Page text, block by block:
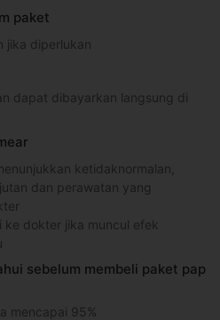
paket
jika diperlukan
dapat dibayarkan langsung di
ketidaknormalan,
dan perawatan yang
ke dokter jika muncul efek
sebelum membeli paket pap
mencapai 95%